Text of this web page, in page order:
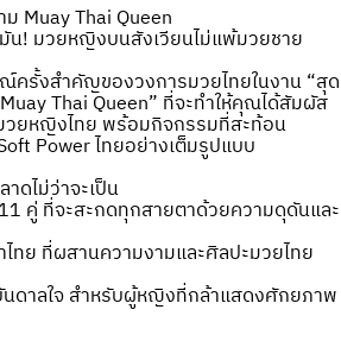
Muay Thai Queen
น! มวยหญิงบนสังเวียนไม่แพ้มวยชาย
ครั้งสำคัญของวงการมวยไทยในงาน “สุด
Thai Queen” ที่จะทำให้คุณได้สัมผัส
วยหญิงไทย พร้อมกิจกรรมที่สะท้อน
Power ไทยอย่างเต็มรูปแบบ
ดไม่ว่าจะเป็น
คู่ ที่จะสะกดทุกสายตาด้วยความดุดันและ
ทย ที่ผสานความงามและศิลปะมวยไทย
ดาลใจ สำหรับผู้หญิงที่กล้าแสดงศักยภาพ